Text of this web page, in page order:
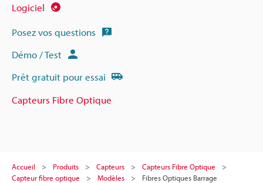
Logiciel
Posez vos questions
Démo / Test
Prêt gratuit pour essai
Capteurs Fibre Optique
Accueil Produits Capteurs
Capteurs Fibre Optique
Capteur fibre optique
Modèles Fibres Optiques Barrage